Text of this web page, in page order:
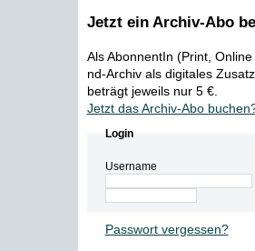
Jetzt ein Archiv-Abo
Als AbonnentIn (Print,
nd-Archiv als digitales
beträgt jeweils nur 5 €.
Jetzt das Archiv-Abo
Login
Username
Passwort vergessen?